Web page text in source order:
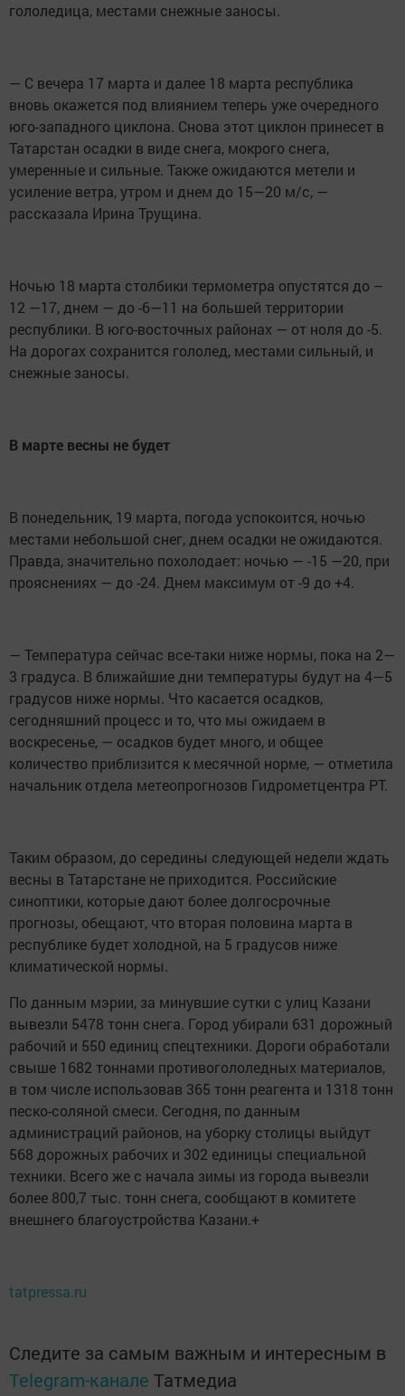
гололедица, местами снежные заносы.
— С вечера 17 марта и далее 18 марта республика
вновь окажется под влиянием теперь уже очередного
юго-западного циклона. Снова этот циклон принесет в
Татарстан осадки в виде снега, мокрого снега,
умеренные и сильные. Также ожидаются метели и
усиление ветра, утром и днем до 15—20 м/с, —
рассказала Ирина Трущина.
Ночью 18 марта столбики термометра опустятся до –
12 —17, днем — до -6—11 на большей территории
республики. В юго-восточных районах — от ноля до -5.
На дорогах сохранится гололед, местами сильный, и
снежные заносы.
В марте весны не будет
В понедельник, 19 марта, погода успокоится, ночью
местами небольшой снег, днем осадки не ожидаются.
Правда, значительно похолодает: ночью — -15 —20, при
прояснениях — до -24. Днем максимум от -9 до +4.
— Температура сейчас все-таки ниже нормы, пока на 2—
3 градуса. В ближайшие дни температуры будут на 4—5
градусов ниже нормы. Что касается осадков,
сегодняшний процесс и то, что мы ожидаем в
воскресенье, — осадков будет много, и общее
количество приблизится к месячной норме, — отметила
начальник отдела метеопрогнозов Гидрометцентра РТ.
Таким образом, до середины следующей недели ждать
весны в Татарстане не приходится. Российские
синоптики, которые дают более долгосрочные
прогнозы, обещают, что вторая половина марта в
республике будет холодной, на 5 градусов ниже
климатической нормы.
По данным мэрии, за минувшие сутки с улиц Казани
вывезли 5478 тонн снега. Город убирали 631 дорожный
рабочий и 550 единиц спецтехники. Дороги обработали
свыше 1682 тоннами противогололедных материалов,
в том числе использовав 365 тонн реагента и 1318 тонн
песко-соляной смеси. Сегодня, по данным
администраций районов, на уборку столицы выйдут
568 дорожных рабочих и 302 единицы специальной
техники. Всего же с начала зимы из города вывезли
более 800,7 тыс. тонн снега, сообщают в комитете
внешнего благоустройства Казани.+
tatpressa.ru
Следите за самым важным и интересным в
Telegram-канале Татмедиа